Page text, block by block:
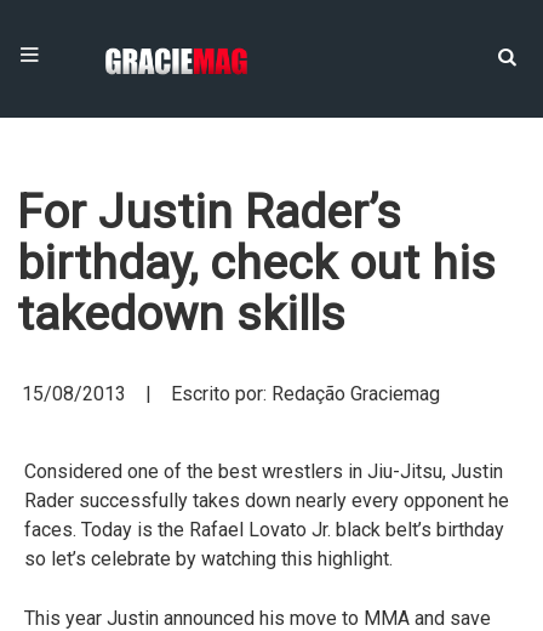
For Justin Rader’s
birthday, check out his
takedown skills
15/08/2013 | Escrito por: Redação Graciemag
Considered one of the best wrestlers in Jiu-Jitsu, Justin
Rader successfully takes down nearly every opponent he
faces. Today is the Rafael Lovato Jr. black belt’s birthday
so let’s celebrate by watching this highlight.
This year Justin announced his move to MMA and save